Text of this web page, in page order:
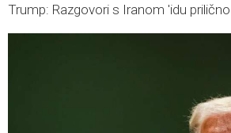
Trump: Razgovori s Iranom 'idu